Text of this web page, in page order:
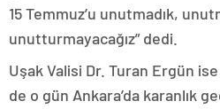
15 Temmuz’u unutmadık,
unutturmayacağız” dedi.
Uşak Valisi Dr. Turan Ergün
de o gün Ankara’da karanlık